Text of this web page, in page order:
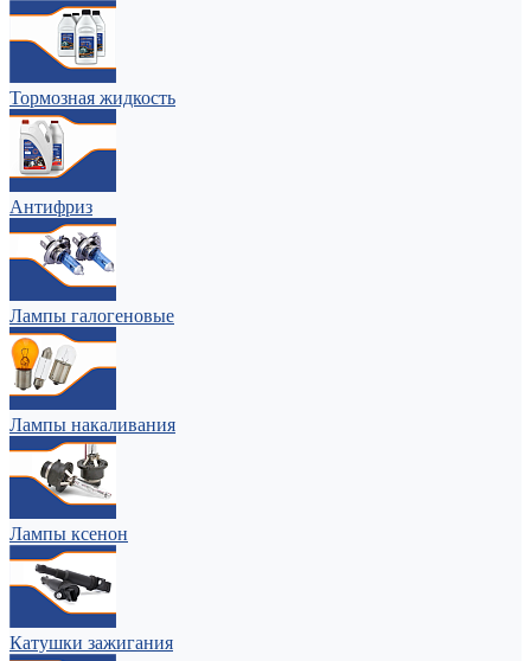
Тормозная жидкость
Антифриз
Лампы галогеновые
Лампы накаливания
Лампы ксенон
Катушки зажигания